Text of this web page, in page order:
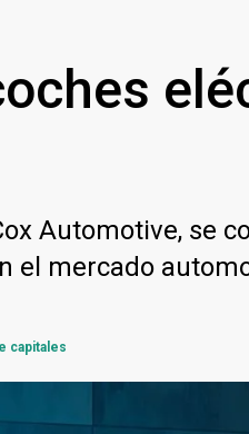
Automotive, se
el mercado
capitales